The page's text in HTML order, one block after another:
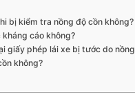
bị kiểm tra nồng độ cồn không?
cáo không?
giấy phép lái xe bị tước do
không?